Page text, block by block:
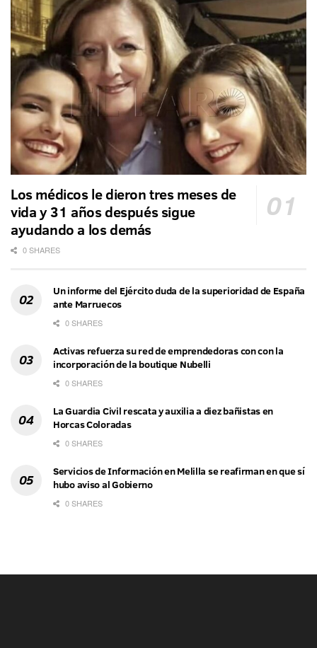
Los médicos le dieron tres meses de
vida y 31 años después sigue
ayudando a los demás
0 SHARES
Un informe del Ejército duda de la superioridad de España
ante Marruecos
0 SHARES
Activas refuerza su red de emprendedoras con con la
incorporación de la boutique Nubelli
0 SHARES
La Guardia Civil rescata y auxilia a diez bañistas en
Horcas Coloradas
0 SHARES
Servicios de Información en Melilla se reafirman en que sí
hubo aviso al Gobierno
0 SHARES